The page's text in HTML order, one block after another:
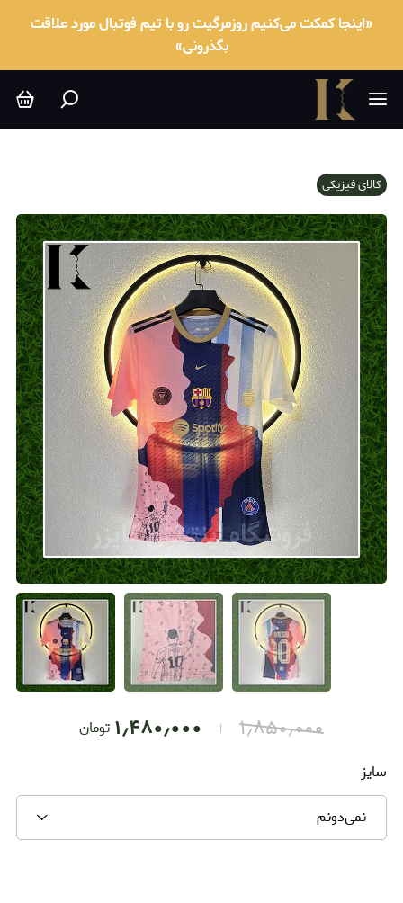
«اینجا کمکت می‌کنیم روزمرگیت رو با تیم فوتبال مورد علاقت
بگذرونی»
کالای فیزیکی
۱٫۸۵۰٫۰۰۰ ۱٫۴۸۰٫۰۰۰ تومان
سایز
نمی‌دونم